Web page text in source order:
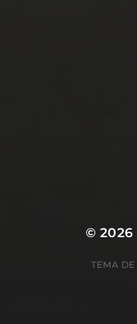
© 2026
TEMA DE